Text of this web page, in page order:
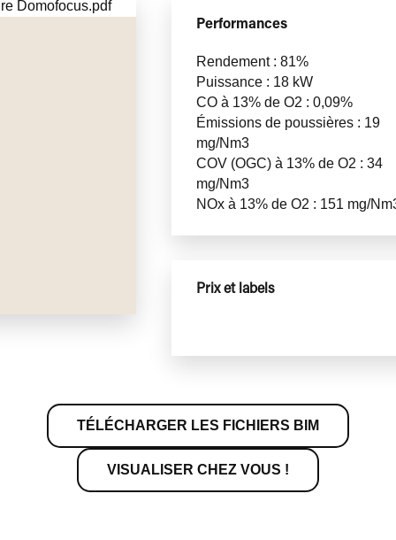
Performances
Rendement : 81%
Puissance : 18 kW
CO à 13% de O2 : 0,09%
Émissions de poussières : 19
mg/Nm3
COV (OGC) à 13% de O2 : 34
mg/Nm3
NOx à 13% de O2 : 151 mg/
Prix et labels
TÉLÉCHARGER LES FICHIERS BIM
VISUALISER CHEZ VOUS !